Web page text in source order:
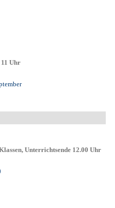
Uhr
Unterrichtsende 12.00 Uhr